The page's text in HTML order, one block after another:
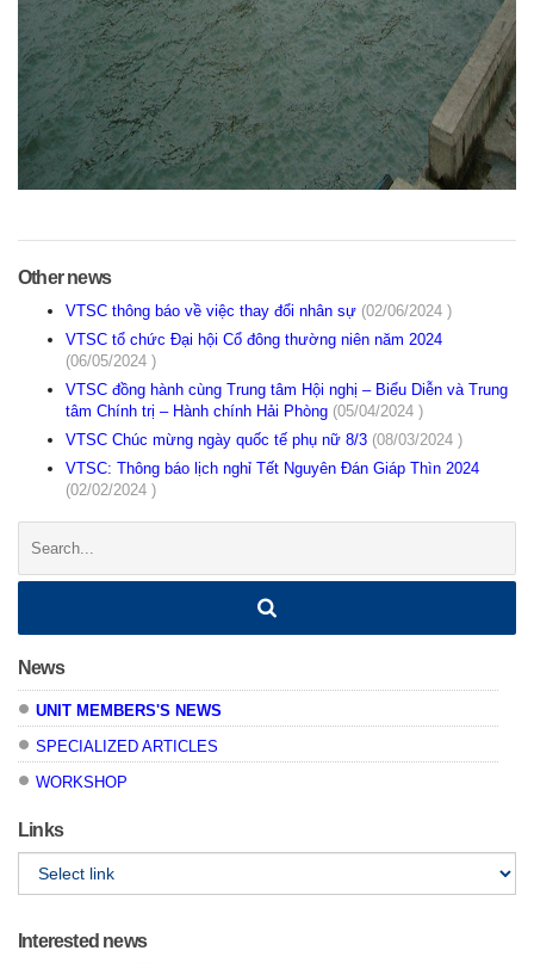
Other news
VTSC thông báo về việc thay đổi nhân sự (02/06/2024 )
VTSC tổ chức Đại hội Cổ đông thường niên năm 2024
(06/05/2024 )
VTSC đồng hành cùng Trung tâm Hội nghị – Biểu Diễn và Trung
tâm Chính trị – Hành chính Hải Phòng (05/04/2024 )
VTSC Chúc mừng ngày quốc tế phụ nữ 8/3 (08/03/2024 )
VTSC: Thông báo lịch nghỉ Tết Nguyên Đán Giáp Thìn 2024
(02/02/2024 )
News
UNIT MEMBERS'S NEWS
SPECIALIZED ARTICLES
WORKSHOP
Links
Interested news